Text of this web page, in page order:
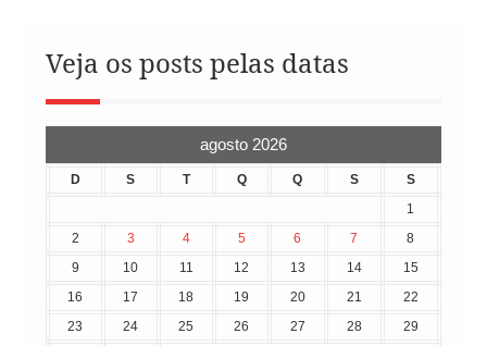
Veja os posts pelas datas
agosto 2026
D S T Q Q S
S
1
2
3 4 5 6 7
8
9
10 11 12 13 14
15
16
17 18 19 20 21
22
23
24 25 26 27 28
29